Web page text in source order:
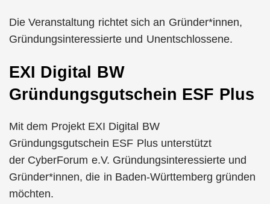
Die Veranstaltung richtet sich an Gründer*innen,
Gründungsinteressierte und Unentschlossene.
EXI Digital BW
Gründungsgutschein ESF Plus
Mit dem Projekt EXI Digital BW
Gründungsgutschein ESF Plus unterstützt
der CyberForum e.V. Gründungsinteressierte und
Gründer*innen, die in Baden-Württemberg gründen
möchten.